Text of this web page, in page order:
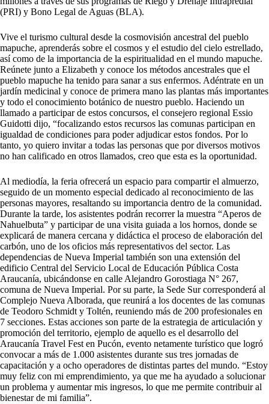
(PRI) y Bono Legal de Aguas (BLA).
Vive el turismo cultural desde la cosmovisión ancestral del pueblo
mapuche, aprenderás sobre el cosmos y el estudio del cielo estrellado,
así como de la importancia de la espiritualidad en el mundo mapuche.
Reúnete junto a Elizabeth y conoce los métodos ancestrales que el
pueblo mapuche ha tenido para sanar a sus enfermos. Adéntrate en un
jardín medicinal y conoce de primera mano las plantas más importantes
y todo el conocimiento botánico de nuestro pueblo. Haciendo un
llamado a participar de estos concursos, el consejero regional Essio
Guidotti dijo, “focalizando estos recursos las comunas participan en
igualdad de condiciones para poder adjudicar estos fondos. Por lo
tanto, yo quiero invitar a todas las personas que por diversos motivos
no han calificado en otros llamados, creo que esta es la oportunidad.
Al mediodía, la feria ofrecerá un espacio para compartir el almuerzo,
seguido de un momento especial dedicado al reconocimiento de las
personas mayores, resaltando su importancia dentro de la comunidad.
Durante la tarde, los asistentes podrán recorrer la muestra “Aperos de
Nahuelbuta” y participar de una visita guiada a los hornos, donde se
explicará de manera cercana y didáctica el proceso de elaboración del
carbón, uno de los oficios más representativos del sector. Las
dependencias de Nueva Imperial también son una extensión del
edificio Central del Servicio Local de Educación Pública Costa
Araucanía, ubicándonse en calle Alejandro Gorostiaga N° 267,
comuna de Nueva Imperial. Por su parte, la Sede Sur corresponderá al
Complejo Nueva Alborada, que reunirá a los docentes de las comunas
de Teodoro Schmidt y Toltén, reuniendo más de 200 profesionales en
7 secciones. Estas acciones son parte de la estrategia de articulación y
promoción del territorio, ejemplo de aquello es el desarrollo del
Araucanía Travel Fest en Pucón, evento netamente turístico que logró
convocar a más de 1.000 asistentes durante sus tres jornadas de
capacitación y a ocho operadores de distintas partes del mundo. “Estoy
muy feliz con mi emprendimiento, ya que me ha ayudado a solucionar
un problema y aumentar mis ingresos, lo que me permite contribuir al
bienestar de mi familia”.